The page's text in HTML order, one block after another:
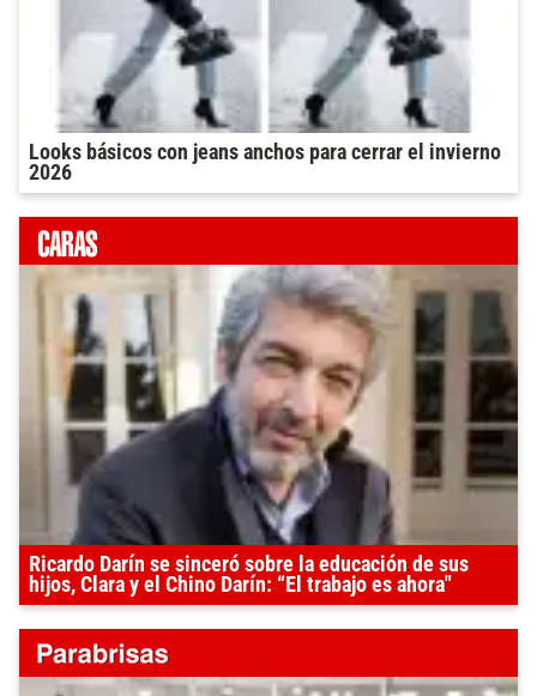
Looks básicos con jeans anchos para cerrar el invierno
2026
Ricardo Darín se sinceró sobre la educación de sus
hijos, Clara y el Chino Darín: “El trabajo es ahora"